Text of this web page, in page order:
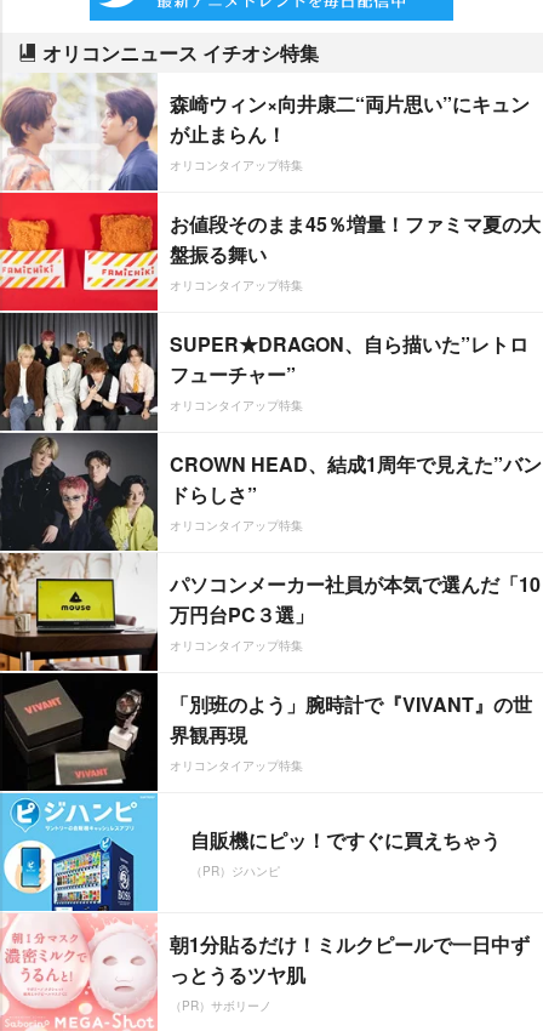
オリコンニュース イチオシ特集
森崎ウィン×向井康二“両片思い”にキュン
が止まらん！
オリコンタイアップ特集
お値段そのまま45％増量！ファミマ夏の大
盤振る舞い
オリコンタイアップ特集
SUPER★DRAGON、自ら描いた”レトロ
フューチャー”
オリコンタイアップ特集
CROWN HEAD、結成1周年で見えた”バン
ドらしさ”
オリコンタイアップ特集
パソコンメーカー社員が本気で選んだ「10
万円台PC３選」
オリコンタイアップ特集
「別班のよう」腕時計で『VIVANT』の世
界観再現
オリコンタイアップ特集
自販機にピッ！ですぐに買えちゃう
（PR）ジハンピ
朝1分貼るだけ！ミルクピールで一日中ず
っとうるツヤ肌
（PR）サボリーノ